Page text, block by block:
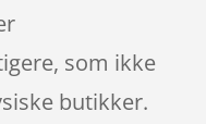
som ikke
butikker.